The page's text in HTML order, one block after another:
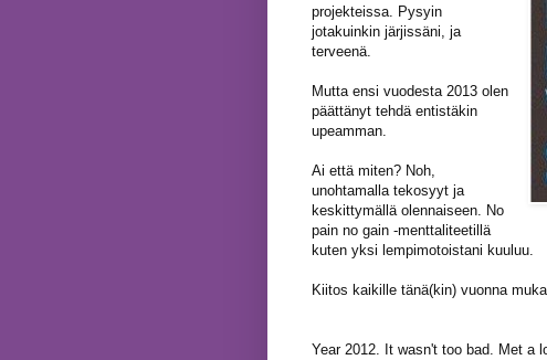
projekteissa. Pysyin
jotakuinkin järjissäni, ja
terveenä.
Mutta ensi vuodesta 2013 olen
päättänyt tehdä entistäkin
upeamman.
Ai että miten? Noh,
unohtamalla tekosyyt ja
keskittymällä olennaiseen. No
pain no gain -menttaliteetillä
kuten yksi lempimotoistani kuuluu.
Kiitos kaikille tänä(kin) vuonna
Year 2012. It wasn't too bad. Met a